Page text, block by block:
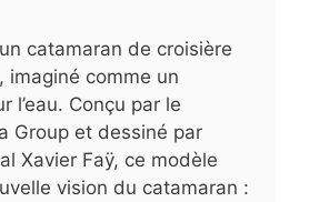
catamaran de croisière
imaginé comme un
l’eau. Conçu par le
Group et dessiné par
Xavier Faÿ, ce modèle
vision du catamaran :